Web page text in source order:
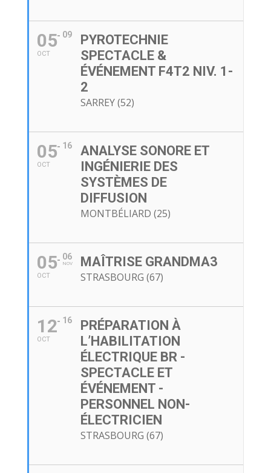
05
OCT
09
PYROTECHNIE
SPECTACLE &
ÉVÉNEMENT F4T2 NIV. 1-
2
SARREY (52)
05
OCT
16
ANALYSE SONORE ET
INGÉNIERIE DES
SYSTÈMES DE
DIFFUSION
MONTBÉLIARD (25)
05
OCT
06
NOV MAÎTRISE GRANDMA3
STRASBOURG (67)
12
OCT
16
PRÉPARATION À
L’HABILITATION
ÉLECTRIQUE BR -
SPECTACLE ET
ÉVÉNEMENT -
PERSONNEL NON-
ÉLECTRICIEN
STRASBOURG (67)